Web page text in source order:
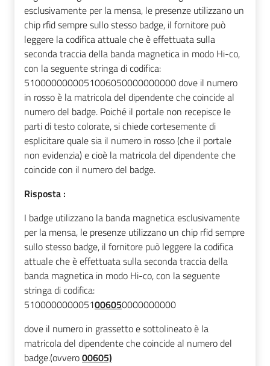
esclusivamente per la mensa, le presenze utilizzano un
chip rfid sempre sullo stesso badge, il fornitore può
leggere la codifica attuale che è effettuata sulla
seconda traccia della banda magnetica in modo Hi-co,
con la seguente stringa di codifica:
5100000000051006050000000000 dove il numero
in rosso è la matricola del dipendente che coincide al
numero del badge. Poiché il portale non recepisce le
parti di testo colorate, si chiede cortesemente di
esplicitare quale sia il numero in rosso (che il portale
non evidenzia) e cioè la matricola del dipendente che
coincide con il numero del badge.
Risposta :
I badge utilizzano la banda magnetica esclusivamente
per la mensa, le presenze utilizzano un chip rfid sempre
sullo stesso badge, il fornitore può leggere la codifica
attuale che è effettuata sulla seconda traccia della
banda magnetica in modo Hi-co, con la seguente
stringa di codifica:
5100000000051006050000000000
dove il numero in grassetto e sottolineatoè la
matricola del dipendente che coincide al numero del
badge.(ovvero00605)